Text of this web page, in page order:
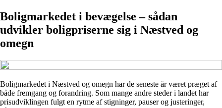
Boligmarkedet i bevægelse – sådan
udvikler boligpriserne sig i Næstved og
omegn
Boligmarkedet i Næstved og omegn har de seneste år været præget af
både fremgang og forandring. Som mange andre steder i landet har
prisudviklingen fulgt en rytme af stigninger, pauser og justeringer,